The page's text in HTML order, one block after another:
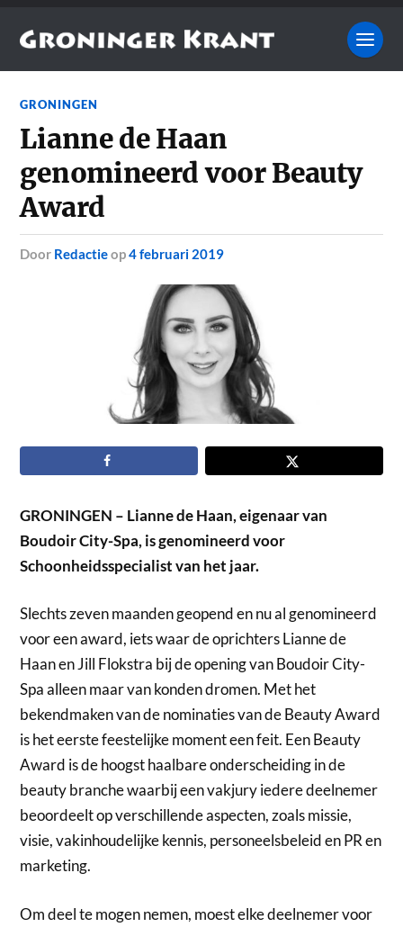
GRONINGEN
Lianne de Haan
genomineerd voor Beauty
Award
door Redactieop4 februari 2019
GRONINGEN – Lianne de Haan, eigenaar van
Boudoir City-Spa, is genomineerd voor
Schoonheidsspecialist van het jaar.
Slechts zeven maanden geopend en nu al genomineerd
voor een award, iets waar de oprichters Lianne de
Haan en Jill Flokstra bij de opening van Boudoir City-
Spa alleen maar van konden dromen. Met het
bekendmaken van de nominaties van de Beauty Award
is het eerste feestelijke moment een feit. Een Beauty
Award is de hoogst haalbare onderscheiding in de
beauty branche waarbij een vakjury iedere deelnemer
beoordeelt op verschillende aspecten, zoals missie,
visie, vakinhoudelijke kennis, personeelsbeleid en PR en
marketing.
Om deel te mogen nemen, moest elke deelnemer voor